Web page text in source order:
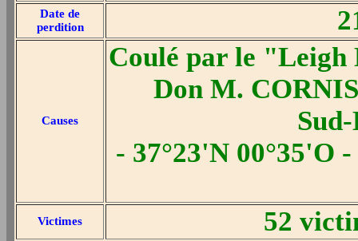
Date de
perdition
Causes
Coulé par le
Don M.
- 37°23'N 00°35'O
Victimes 52